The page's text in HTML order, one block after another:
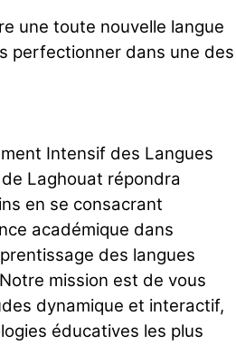
une toute nouvelle langue
perfectionner dans une des
Intensif des Langues
de Laghouat répondra
en se consacrant
académique dans
des langues
mission est de vous
dynamique et interactif,
éducatives les plus